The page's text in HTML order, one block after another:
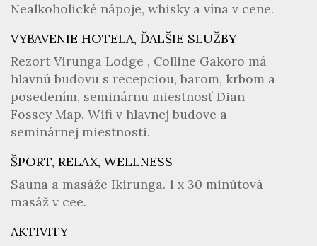
Nealkoholické nápoje, whisky a vína v cene.
VYBAVENIE HOTELA, ĎALŠIE SLUŽBY
Rezort Virunga Lodge , Colline Gakoro má
hlavnú budovu s recepciou, barom, krbom a
posedením, seminárnu miestnosť Dian
Fossey Map. Wifi v hlavnej budove a
seminárnej miestnosti.
ŠPORT, RELAX, WELLNESS
Sauna a masáže Ikirunga. 1 x 30 minútová
masáž v cee.
AKTIVITY